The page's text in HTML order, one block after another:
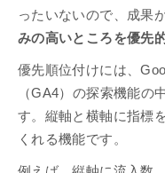
ったいないので、成果
みの高いところを優先
優先順位付けには、
（GA4）の探索機能の
す。縦軸と横軸に指標
くれる機能です。